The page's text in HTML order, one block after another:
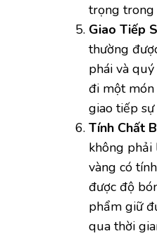
trọng trong
Giao Tiếp
thường
phái và
đi một món
giao tiếp
Tính Chất
không phải
vàng có
được độ
phẩm giữ
qua thời